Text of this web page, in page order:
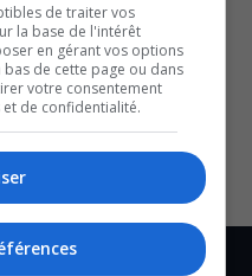
plaisir sur la glace.
PROTÉGER NOTRE
ÉCONOMIE
de traiter vos
la base de l'intérêt
en gérant vos options
bas de cette page ou dans
votre consentement
de confidentialité.